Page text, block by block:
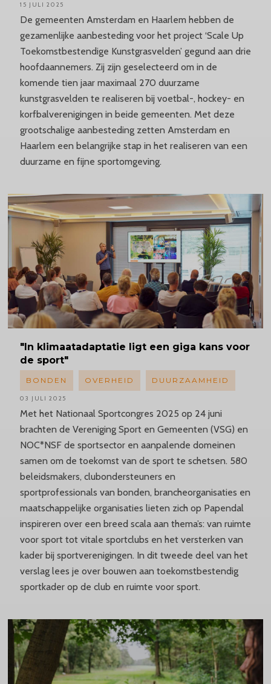
De gemeenten Amsterdam en Haarlem hebben de
gezamenlijke aanbesteding voor het project ‘Scale Up
Toekomstbestendige Kunstgrasvelden’ gegund aan drie
hoofdaannemers. Zij zijn geselecteerd om in de
komende tien jaar maximaal 270 duurzame
kunstgrasvelden te realiseren bij voetbal-, hockey- en
korfbalverenigingen in beide gemeenten. Met deze
grootschalige aanbesteding zetten Amsterdam en
Haarlem een belangrijke stap in het realiseren van een
duurzame en fijne sportomgeving.
15 JULI 2025
"In klimaatadaptatie ligt een giga kans voor
de sport"
Met het Nationaal Sportcongres 2025 op 24 juni
brachten de Vereniging Sport en Gemeenten (VSG) en
NOC*NSF de sportsector en aanpalende domeinen
samen om de toekomst van de sport te schetsen. 580
beleidsmakers, clubondersteuners en
sportprofessionals van bonden, brancheorganisaties en
maatschappelijke organisaties lieten zich op Papendal
inspireren over een breed scala aan thema’s: van ruimte
voor sport tot vitale sportclubs en het versterken van
kader bij sportverenigingen. In dit tweede deel van het
verslag lees je over bouwen aan toekomstbestendig
sportkader op de club en ruimte voor sport.
BONDEN OVERHEID DUURZAAMHEID
03 JULI 2025